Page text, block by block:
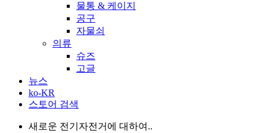
물통 & 케이지
공구
자물쇠
의류
슈즈
고글
뉴스
ko-KR
스토어 검색
새로운 전기자전거에 대하여..